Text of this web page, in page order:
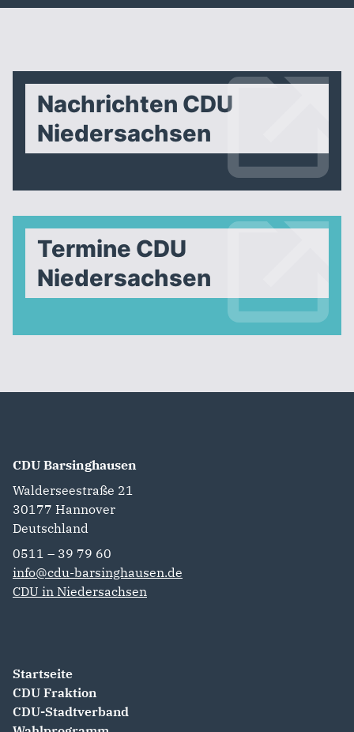
Nachrichten CDU
Niedersachsen
Termine CDU
Niedersachsen
CDU Barsinghausen
Walderseestraße 21
30177 Hannover
Deutschland
0511 – 39 79 60
info@cdu-barsinghausen.de
CDU in Niedersachsen
Startseite
CDU Fraktion
CDU-Stadtverband